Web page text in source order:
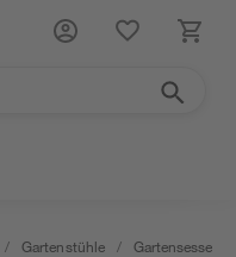
/ Gartenstühle / Gartensessel